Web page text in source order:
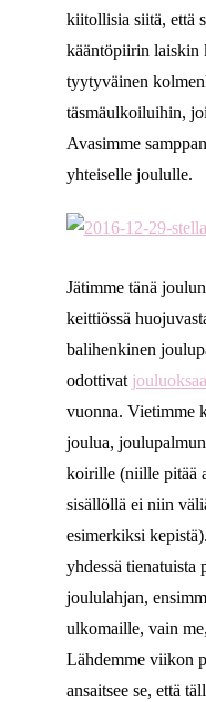
kiitollisia siitä, että
kääntöpiirin laiskin
tyytyväinen
täsmäulkoiluihin,
Avasimme
yhteiselle joululle.
Jätimme tänä
keittiössä
balihenkinen
odottivat jouluoksaa
vuonna. Vietimme
joulua,
koirille (niille pitää
sisällöllä ei niin
esimerkiksi
yhdessä tienatuista
joululahjan,
ulkomaille, vain
Lähdemme viikon
ansaitsee se, että